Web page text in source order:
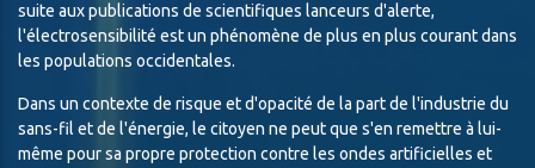
suite aux publications de scientifiques lanceurs d'alerte,
l'électrosensibilité est un phénomène de plus en plus courant dans
les populations occidentales.
Dans un contexte de risque et d'opacité de la part de l'industrie du
sans-fil et de l'énergie, le citoyen ne peut que s'en remettre à lui-
même pour sa propre protection contre les ondes artificielles et